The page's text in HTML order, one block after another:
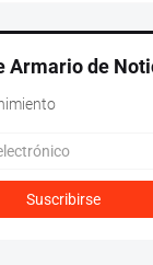
Armario de